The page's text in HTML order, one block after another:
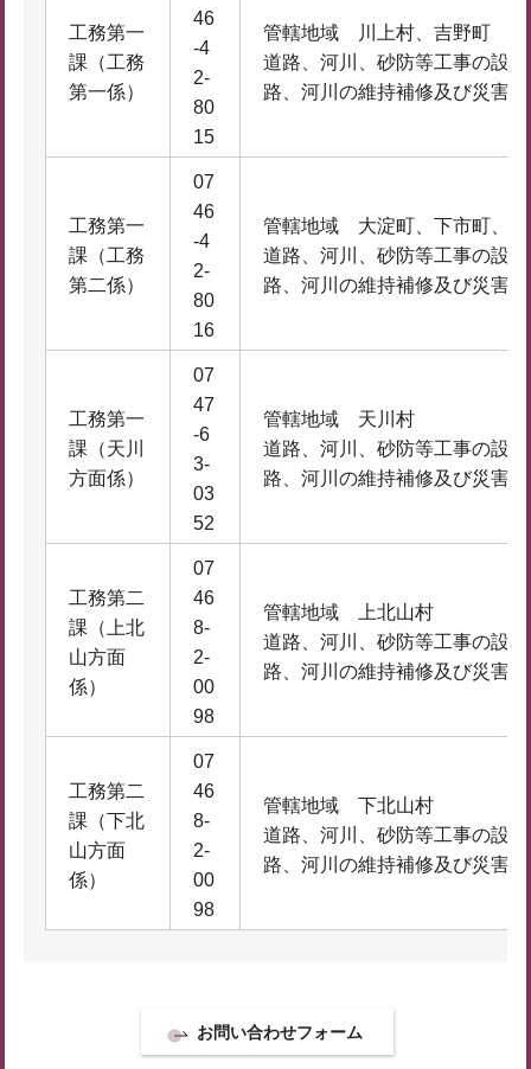
工務第一
課（工務
第一係）
46
-4
2-
80
15
管轄地域 川上村、吉野町
道路、河川、砂防等工事の設
路、河川の維持補修及び災害
工務第一
課（工務
第二係）
07
46
-4
2-
80
16
管轄地域 大淀町、下市町、黒
道路、河川、砂防等工事の設
路、河川の維持補修及び災害
工務第一
課（天川
方面係）
07
47
-6
3-
03
52
管轄地域 天川村
道路、河川、砂防等工事の設
路、河川の維持補修及び災害
工務第二
課（上北
山方面
係）
07
46
8-
2-
00
98
管轄地域 上北山村
道路、河川、砂防等工事の設
路、河川の維持補修及び災害
工務第二
課（下北
山方面
係）
07
46
8-
2-
00
98
管轄地域 下北山村
道路、河川、砂防等工事の設
路、河川の維持補修及び災害